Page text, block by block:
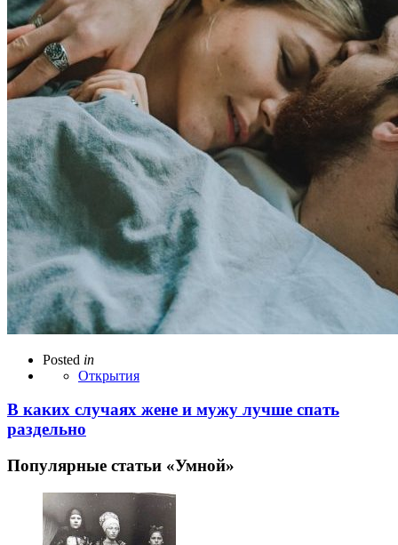
Posted in
Открытия
В каких случаях жене и мужу лучше спать
раздельно
Популярные статьи «Умной»